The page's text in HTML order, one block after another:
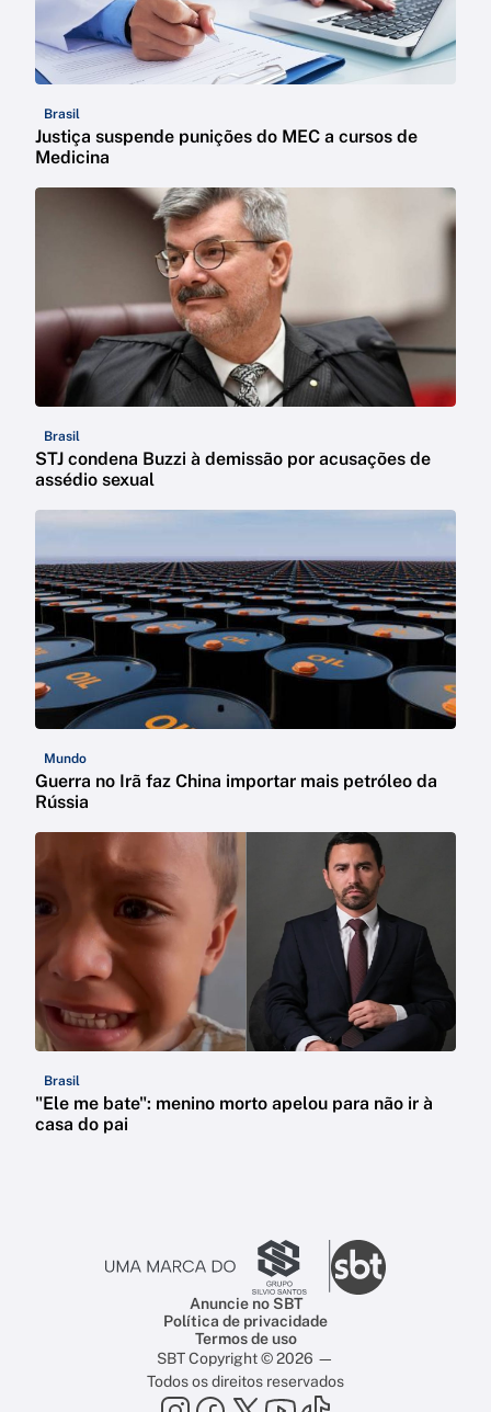
Brasil
Justiça suspende punições do MEC a cursos de
Medicina
Brasil
STJ condena Buzzi à demissão por acusações de
assédio sexual
Mundo
Guerra no Irã faz China importar mais petróleo da
Rússia
Brasil
"Ele me bate": menino morto apelou para não ir à
casa do pai
Anuncie no SBT
Política de privacidade
Termos de uso
SBT Copyright © 2026 —
Todos os direitos reservados